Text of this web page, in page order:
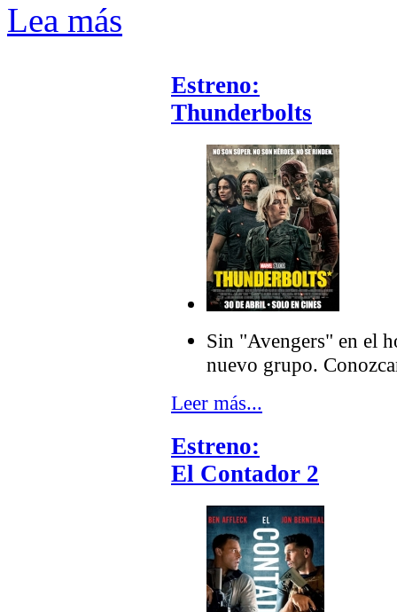
Lea más
Estreno:
Thunderbolts
Sin "Avengers" en el
nuevo grupo.
Leer más...
Estreno:
El Contador 2